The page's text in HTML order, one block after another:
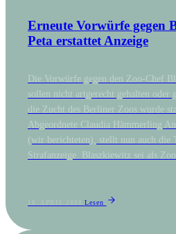
Erneute Vorwürfe gegen
Peta erstattet Anzeige
Die Vorwürfe gegen den Zoo-Chef
sollen nicht artgerecht gehalten oder
die Zucht des Berliner Zoos wurde
Abgeordnete Claudia Hämmerling
(wir berichteten), stellt nun auch die
Strafanzeige. Blaszkiewitz sei als
Lesen